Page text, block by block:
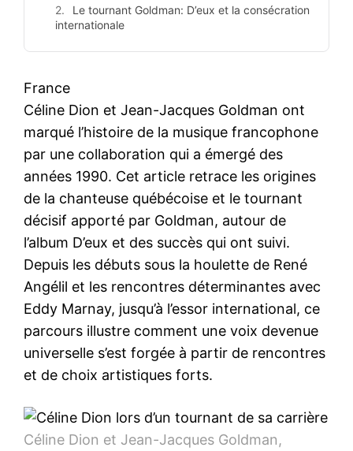
Le tournant Goldman: D’eux et la consécration
internationale
France
Céline Dion et Jean-Jacques Goldman ont
marqué l’histoire de la musique francophone
par une collaboration qui a émergé des
années 1990. Cet article retrace les origines
de la chanteuse québécoise et le tournant
décisif apporté par Goldman, autour de
l’album D’eux et des succès qui ont suivi.
Depuis les débuts sous la houlette de René
Angélil et les rencontres déterminantes avec
Eddy Marnay, jusqu’à l’essor international, ce
parcours illustre comment une voix devenue
universelle s’est forgée à partir de rencontres
et de choix artistiques forts.
Céline Dion et Jean-Jacques Goldman,